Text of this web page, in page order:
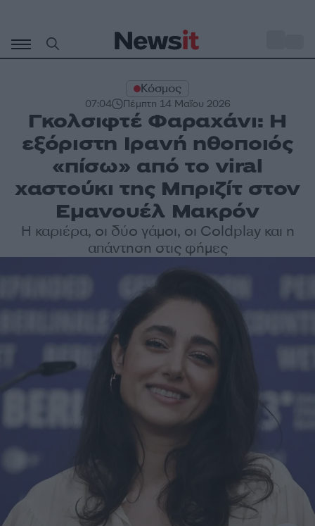
περιεχόμενο
Κόσμος
07:04 Πέμπτη 14 Μαΐου 2026
Γκολσιφτέ Φαραχάνι: Η
εξόριστη Ιρανή ηθοποιός
«πίσω» από το viral
χαστούκι της Μπριζίτ στον
Εμανουέλ Μακρόν
Η καριέρα, οι δύο γάμοι, οι Coldplay και η
απάντηση στις φήμες